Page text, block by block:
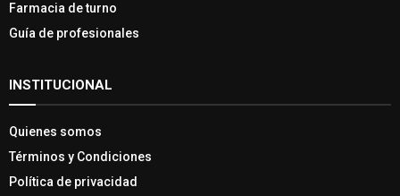
Farmacia de turno
Guía de profesionales
INSTITUCIONAL
Quienes somos
Términos y Condiciones
Política de privacidad